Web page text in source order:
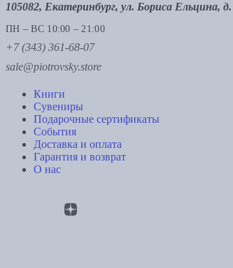
105082, Екатеринбург, ул. Бориса Ельцина,
ПН – ВС 10:00 – 21:00
+7 (343) 361-68-07
sale@piotrovsky.store
Книги
Сувениры
Подарочные сертификаты
События
Доставка и оплата
Гарантия и возврат
О нас